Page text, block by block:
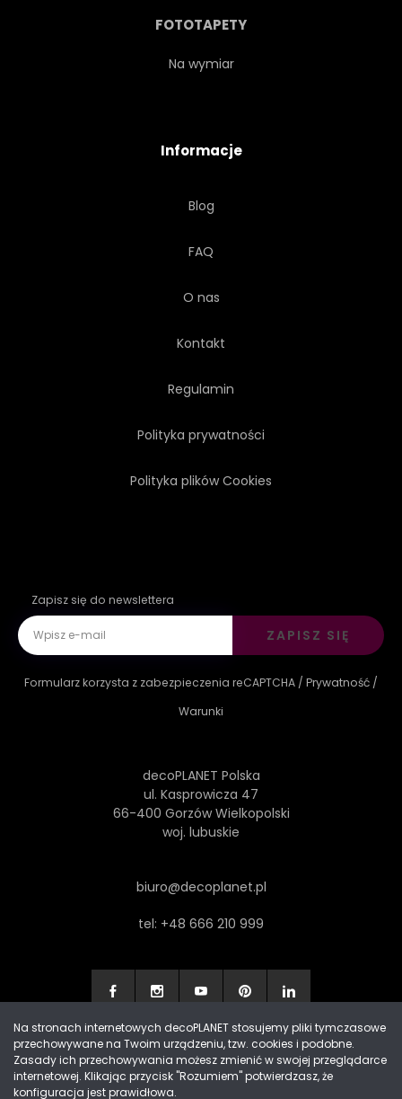
FOTOTAPETY
Na wymiar
Informacje
Blog
FAQ
O nas
Kontakt
Regulamin
Polityka prywatności
Polityka plików Cookies
Zapisz się do newslettera
ZAPISZ SIĘ
Formularz korzysta z zabezpieczenia reCAPTCHA / Prywatność /
Warunki
decoPLANET Polska
ul. Kasprowicza 47
66-400 Gorzów Wielkopolski
woj. lubuskie
biuro@decoplanet.pl
tel: +48 666 210 999
Made with by Progres Media & decoPLANET
Na stronach internetowych decoPLANET stosujemy pliki tymczasowe
przechowywane na Twoim urządzeniu, tzw. cookies i podobne.
Zasady ich przechowywania możesz zmienić w swojej przeglądarce
internetowej. Klikając przycisk "Rozumiem" potwierdzasz, że
konfiguracja jest prawidłowa.